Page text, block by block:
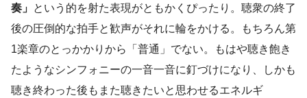
奏」 という的を射た表現がともかくぴったり。聴衆の終了
後の圧倒的な拍手と歓声がそれに輪をかける。もちろん第
1楽章のとっかかりから「普通」でない。もはや聴き飽き
たようなシンフォニーの一音一音に釘づけになり、しかも
聴き終わった後もまた聴きたいと思わせるエネルギ